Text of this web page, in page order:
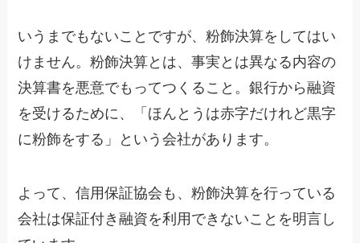
いうまでもないことですが、粉飾決算をしてはい
けません。粉飾決算とは、事実とは異なる内容の
決算書を悪意でもってつくること。銀行から融資
を受けるために、「ほんとうは赤字だけれど黒字
に粉飾をする」という会社があります。
よって、信用保証協会も、粉飾決算を行っている
会社は保証付き融資を利用できないことを明言し